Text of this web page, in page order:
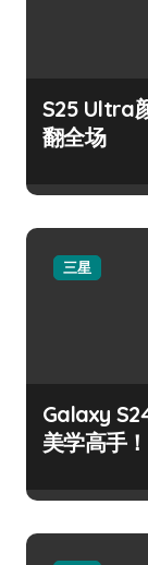
S25 Ultra
翻全场
三星
Galaxy
美学高手！